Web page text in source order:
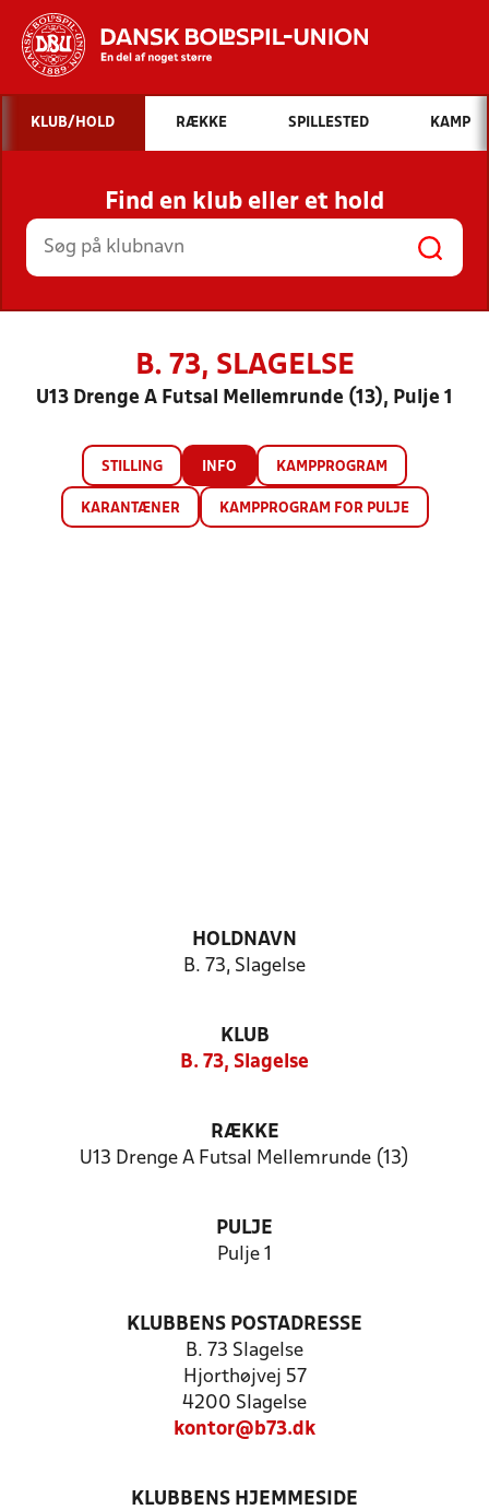
Hvad vil du søge efter?
INDHOLD OG NYHEDER
STILLINGER, RESULTATER, KLUBBER OG
HOLD
KLUB/HOLD RÆKKE SPILLESTED KAMP
Find en klub eller et hold
B. 73, SLAGELSE
U13 Drenge A Futsal Mellemrunde (13), Pulje 1
STILLING INFO KAMPPROGRAM
KARANTÆNER KAMPPROGRAM FOR PULJE
HOLDNAVN
B. 73, Slagelse
KLUB
B. 73, Slagelse
RÆKKE
U13 Drenge A Futsal Mellemrunde (13)
PULJE
Pulje 1
KLUBBENS POSTADRESSE
B. 73 Slagelse
Hjorthøjvej 57
4200 Slagelse
kontor@b73.dk
KLUBBENS HJEMMESIDE